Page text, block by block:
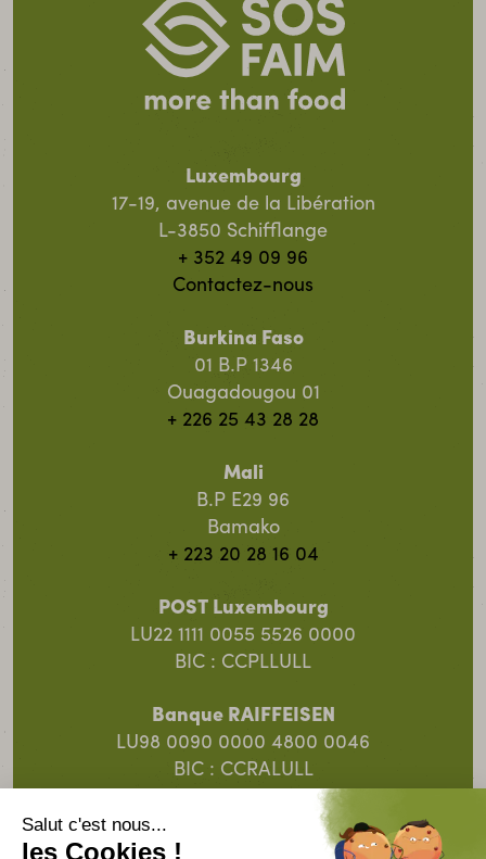
Luxembourg
17-19, avenue de la Libération
L-3850 Schifflange
+ 352 49 09 96
Contactez-nous
Burkina Faso
01 B.P 1346
Ouagadougou 01
+ 226 25 43 28 28
Mali
B.P E29 96
Bamako
+ 223 20 28 16 04
POST Luxembourg
LU22 1111 0055 5526 0000
BIC : CCPLLULL
Banque RAIFFEISEN
LU98 0090 0000 4800 0046
BIC : CCRALULL
Banque Spuerkeess
LU91 0019 5055 8313 4000